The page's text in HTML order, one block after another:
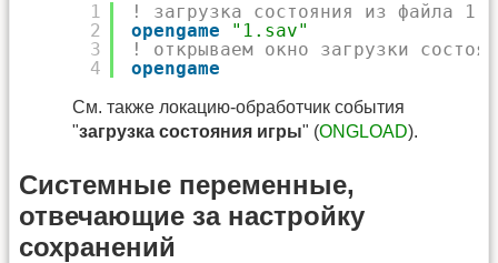
1
2
3
4
! загрузка состояния из файла
opengame
"1.sav"
! открываем окно загрузки
opengame
См. также локацию-обработчик события
"загрузка состояния игры" (ONGLOAD).
Системные переменные,
отвечающие за настройку
сохранений